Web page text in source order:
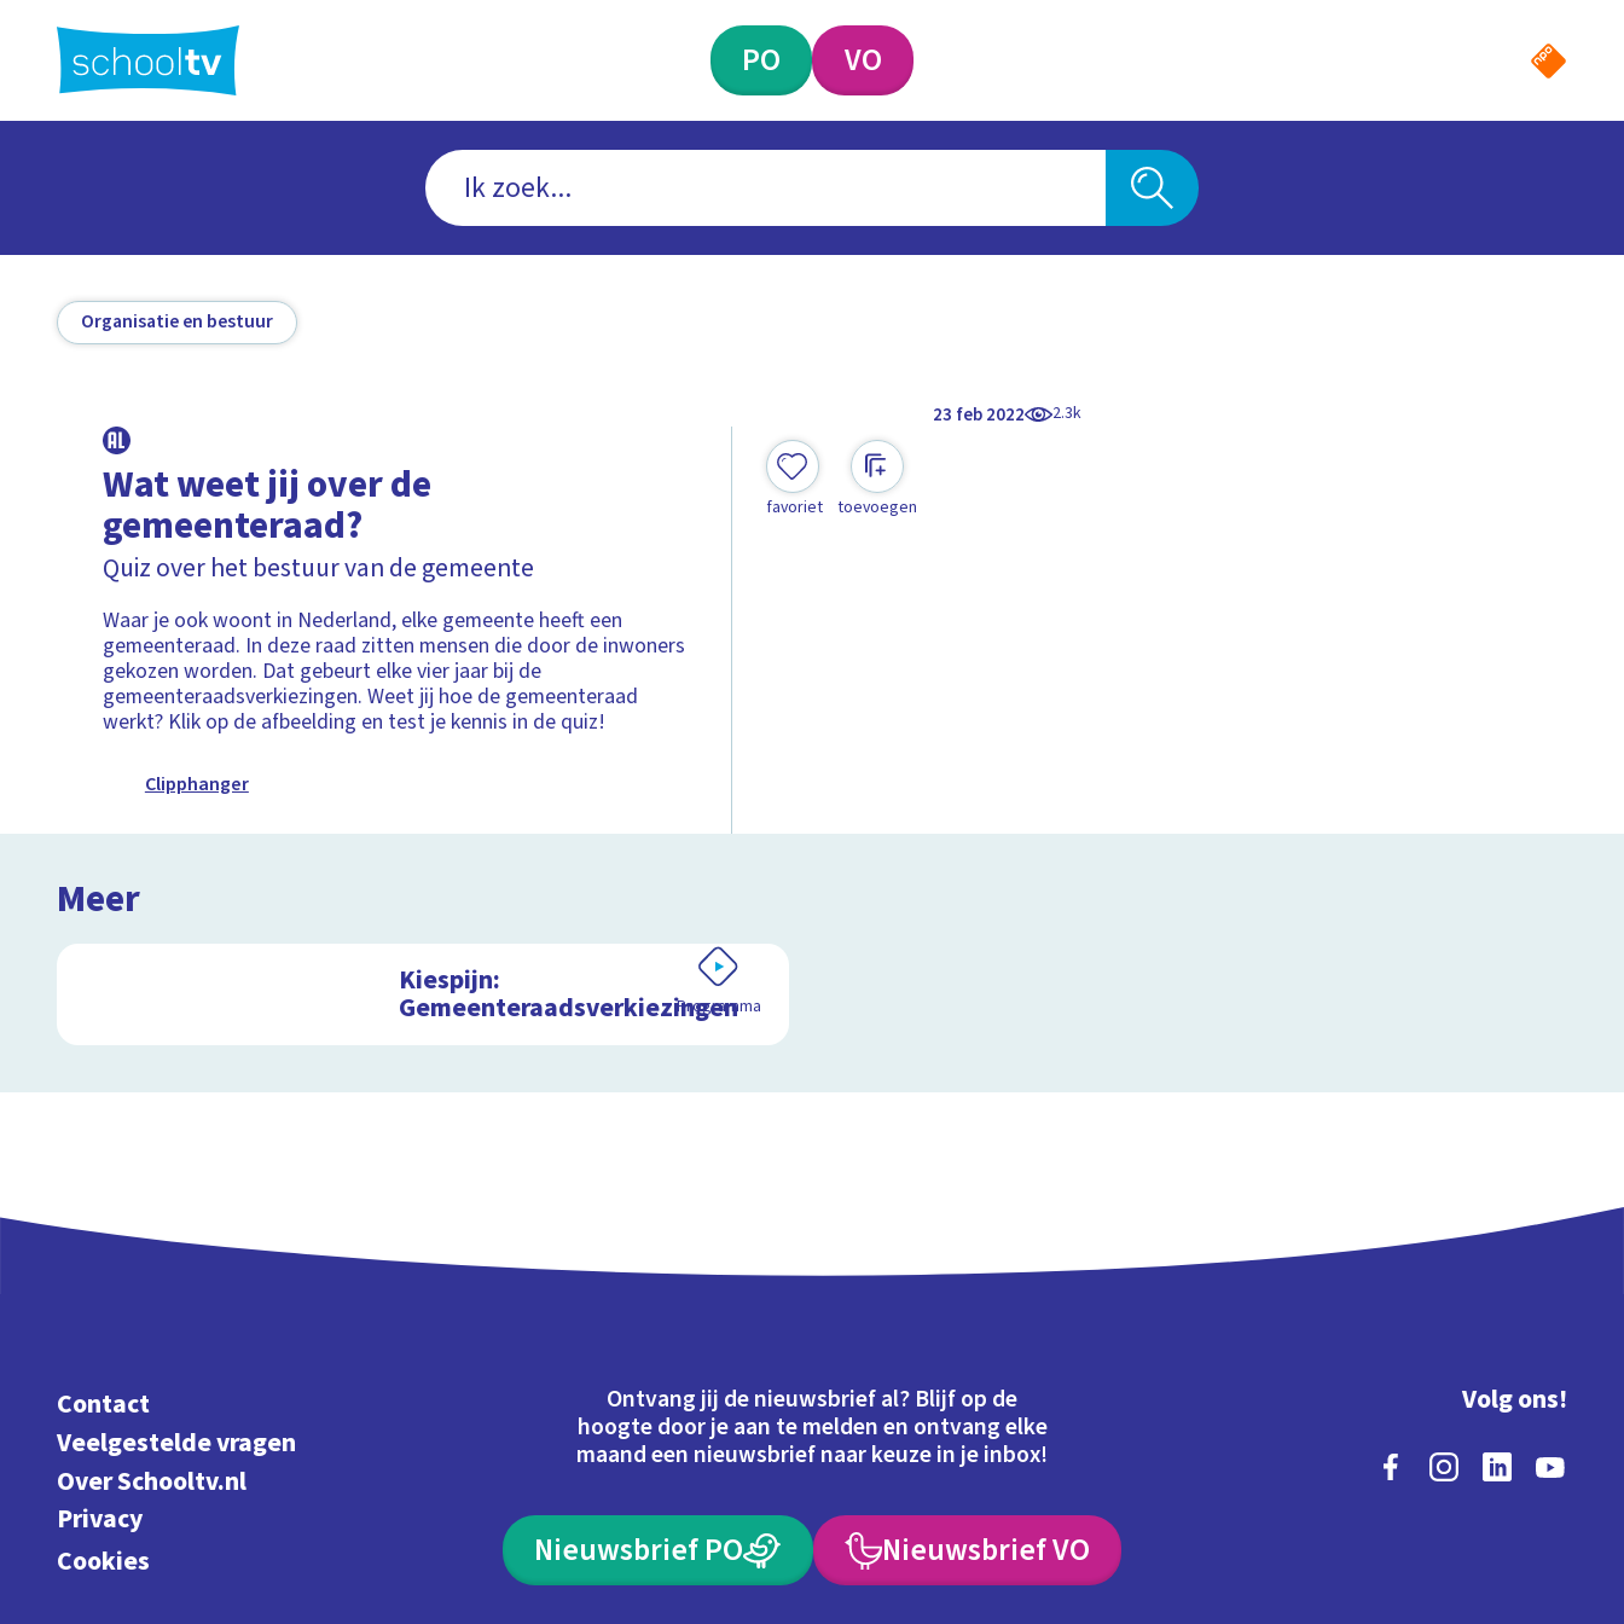
hoofdinhoud
PO VO
Organisatie en bestuur
23 feb 2022 2.3k
Wat weet jij over de
gemeenteraad?
Quiz over het bestuur van de gemeente
Waar je ook woont in Nederland, elke gemeente heeft een
gemeenteraad. In deze raad zitten mensen die door de inwoners
gekozen worden. Dat gebeurt elke vier jaar bij de
gemeenteraadsverkiezingen. Weet jij hoe de gemeenteraad
werkt? Klik op de afbeelding en test je kennis in de quiz!
Clipphanger
favoriet toevoegen
Meer
Kiespijn:
Gemeenteraadsverkiezingen
Programma
Contact
Veelgestelde vragen
Over Schooltv.nl
Privacy
Cookies
Ontvang jij de nieuwsbrief al? Blijf op de
hoogte door je aan te melden en ontvang elke
maand een nieuwsbrief naar keuze in je inbox!
Nieuwsbrief PO Nieuwsbrief VO
Volg ons!